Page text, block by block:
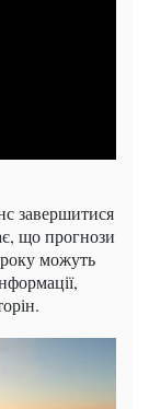
завершитися
що прогнози
можуть